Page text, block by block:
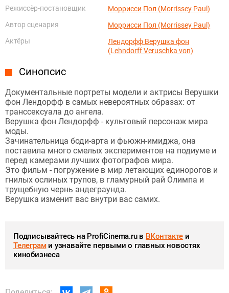
Режиссёр-постановщик
Моррисси Пол (Morrissey Paul)
Автор сценария
Моррисси Пол (Morrissey Paul)
Актёры
Лендорфф Верушка фон
(Lehndorff Veruschka von)
Синопсис
Документальные портреты модели и актрисы Верушки
фон Лендорфф в самых невероятных образах: от
транссексуала до ангела.
Верушка фон Лендорфф - культовый персонаж мира
моды.
Зачинательница боди-арта и фьюжн-имиджа, она
поставила много смелых экспериментов на подиуме и
перед камерами лучших фотографов мира.
Это фильм - погружение в мир летающих единорогов и
гнилых ослиных трупов, в гламурный рай Олимпа и
трущебную чернь андеграунда.
Верушка изменит вас внутри вас самих.
Подписывайтесь на ProfiCinema.ru в ВКонтакте и
Телеграми узнавайте первыми о главных новостях
кинобизнеса